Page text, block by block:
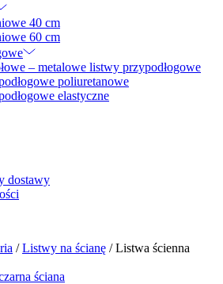
40 cm
60 cm
– metalowe listwy przypodłogowe
poliuretanowe
elastyczne
dostawy
/Listwy na ścianę / Listwa ścienna